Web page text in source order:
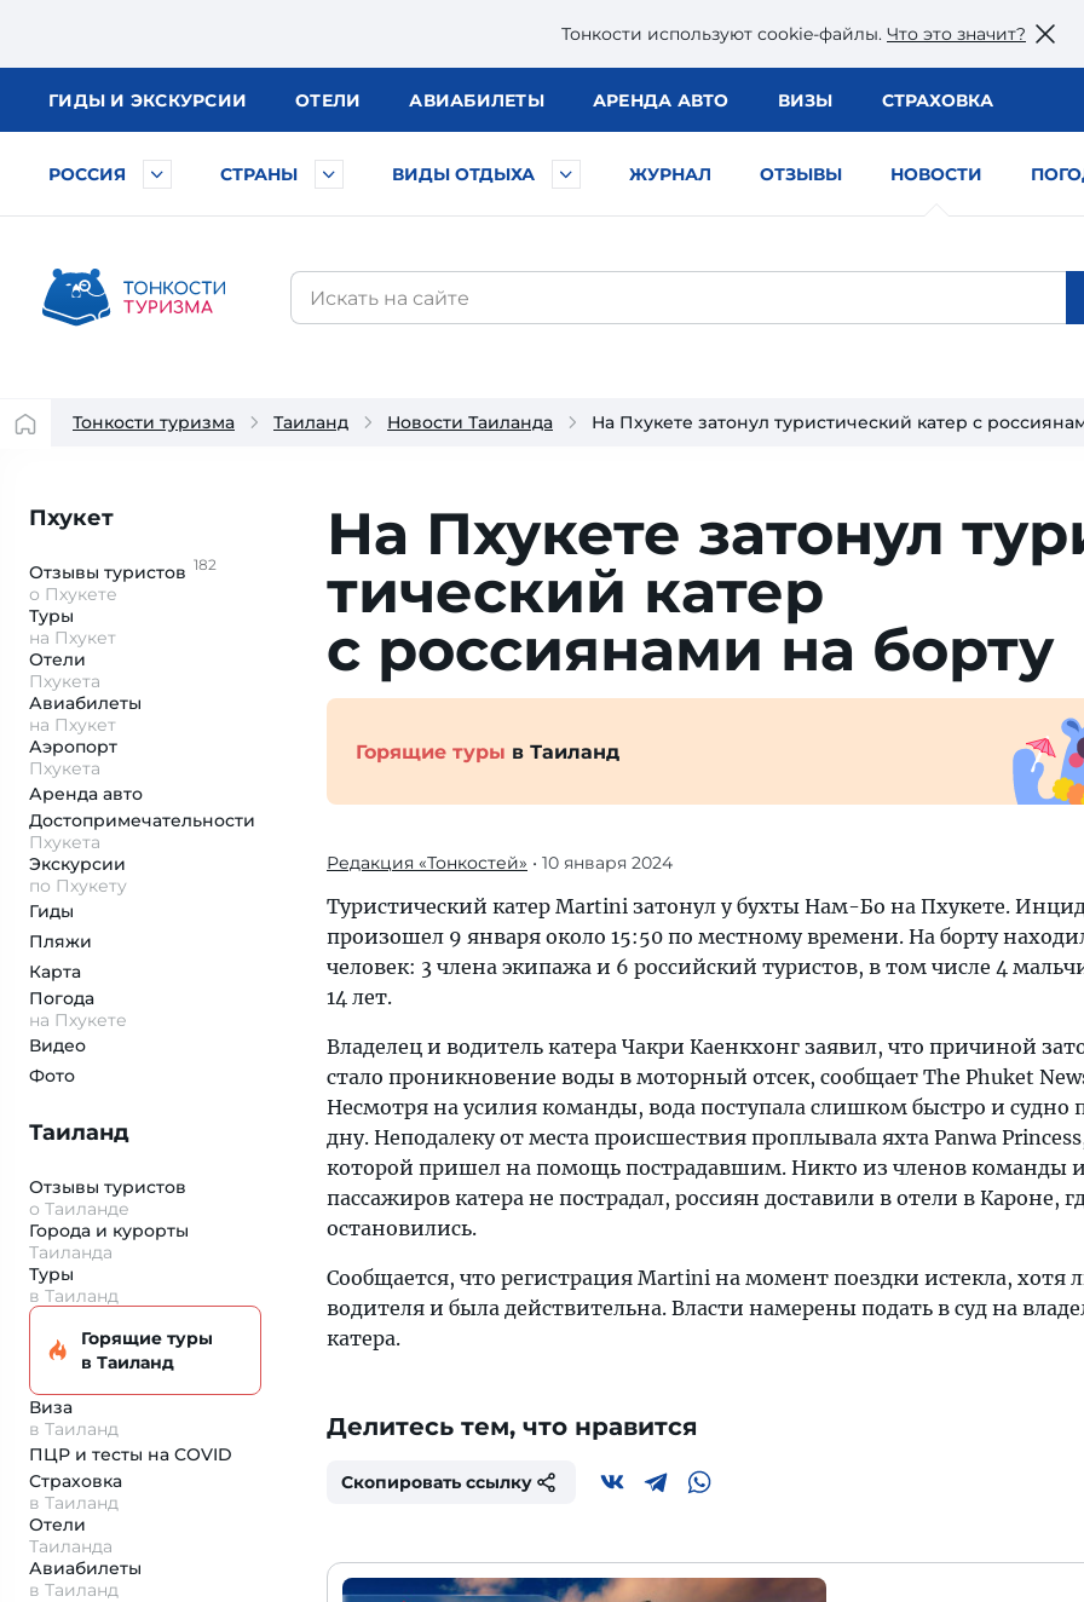
Тонкости используют сookie-файлы. Что это значит?
ГИДЫ И ЭКСКУРСИИ ОТЕЛИ АВИАБИЛЕТЫ АРЕНДА АВТО ВИЗЫ СТРАХОВКА
РОССИЯ СТРАНЫ ВИДЫ ОТДЫХА ЖУРНАЛ ОТЗЫВЫ НОВОСТИ
Тонкости туризма Таиланд Новости Таиланда На Пхукете затонул туристический катер с
Пхукет
Отзывы туристов 182
о Пхукете
Туры
на Пхукет
Отели
Пхукета
Авиабилеты
на Пхукет
Аэропорт
Пхукета
Аренда авто
Достопримеча­тельности
Пхукета
Экскурсии
по Пхукету
Гиды
Пляжи
Карта
Погода
на Пхукете
Видео
Фото
Таиланд
Отзывы туристов
о Таиланде
Города и курорты
Таиланда
Туры
в Таиланд
Горящие туры
в Таиланд
Виза
в Таиланд
ПЦР и тесты на COVID
Страховка
в Таиланд
Отели
Таиланда
Авиабилеты
в Таиланд
На Пхукете зато­нул
тический катер
с россиянами на борту
Горящие туры в Таиланд
Редакция «Тонкостей» • 10 января 2024
Туристический катер Martini затонул у бухты Нам-Бо на Пхукете.
произошел 9 января около 15:50 по местному времени. На борту
человек: 3 члена экипажа и 6 российский туристов, в том числе 4
14 лет.
Владелец и водитель катера Чакри Каенкхонг заявил, что причиной
стало проникновение воды в моторный отсек, сообщает The Phuket
Несмотря на усилия команды, вода поступала слишком быстро и судно
дну. Неподалеку от места происшествия проплывала яхта Panwa
которой пришел на помощь пострадавшим. Никто из членов команды и
пассажиров катера не пострадал, россиян доставили в отели в Кароне,
остановились.
Сообщается, что регистрация Martini на момент поездки истекла, хотя
водителя и была действительна. Власти намерены подать в суд на
катера.
Делитесь тем, что нравится
Скопировать ссылку